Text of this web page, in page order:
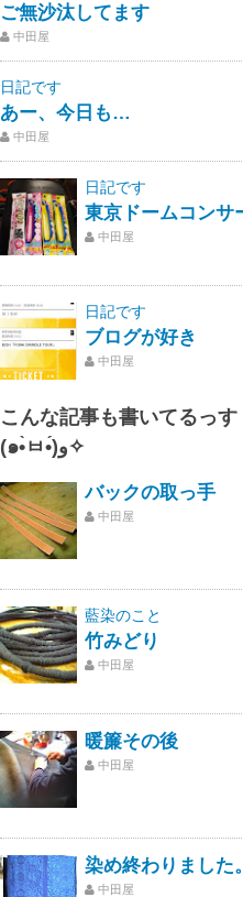
ご無沙汰してます
中田屋
日記です
あー、今日も…
中田屋
日記です
東京ドームコンサ
中田屋
日記です
ブログが好き
中田屋
こんな記事も書いてるっす
(๑•̀ㅂ•́)و✧
バックの取っ手
中田屋
藍染のこと
竹みどり
中田屋
暖簾その後
中田屋
染め終わりました。
中田屋